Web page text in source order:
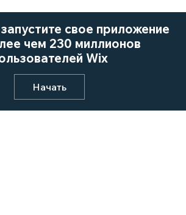
свое приложение
чем 230 миллионов
Wix
Начать